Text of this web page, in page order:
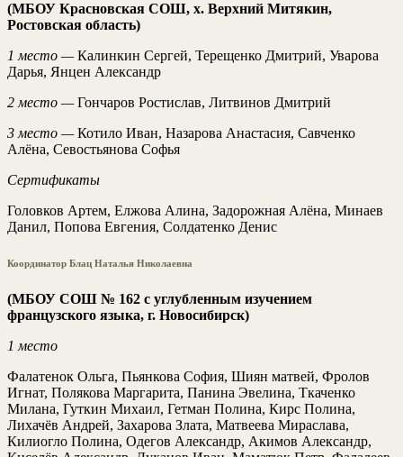
(МБОУ Красновская СОШ, х. Верхний Митякин,
Ростовская область)
1 место —Калинкин Сергей, Терещенко Дмитрий, Уварова
Дарья, Янцен Александр
2 место —Гончаров Ростислав, Литвинов Дмитрий
3 место —Котило Иван, Назарова Анастасия, Савченко
Алёна, Севостьянова Софья
Сертификаты
Головков Артем, Елжова Алина, Задорожная Алёна, Минаев
Данил, Попова Евгения, Солдатенко Денис
Координатор Блац Наталья Николаевна
(МБОУ СОШ № 162 с углубленным изучением
французского языка, г. Новосибирск)
1 место
Фалатенок Ольга, Пьянкова София, Шиян матвей, Фролов
Игнат, Полякова Маргарита, Панина Эвелина, Ткаченко
Милана, Гуткин Михаил, Гетман Полина, Кирс Полина,
Лихачёв Андрей, Захарова Злата, Матвеева Мираслава,
Килиогло Полина, Одегов Александр, Акимов Александр,